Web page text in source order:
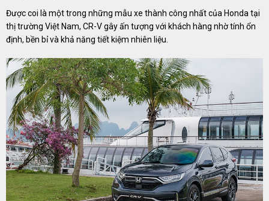
Được coi là một trong những mẫu xe thành công nhất của Honda tại
thị trường Việt Nam, CR-V gây ấn tượng với khách hàng nhờ tính ổn
định, bền bỉ và khả năng tiết kiệm nhiên liệu.